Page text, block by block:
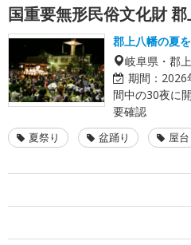
国重要無形民俗文化財
郡上八幡の夏
岐阜県・郡
期間： 2026
間中の30夜に
要確認
夏祭り 盆踊り 屋台